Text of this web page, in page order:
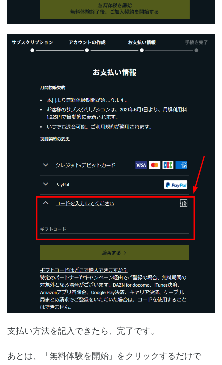
支払い方法を記入できたら、完了です。
あとは、「無料体験を開始」をクリックするだけで